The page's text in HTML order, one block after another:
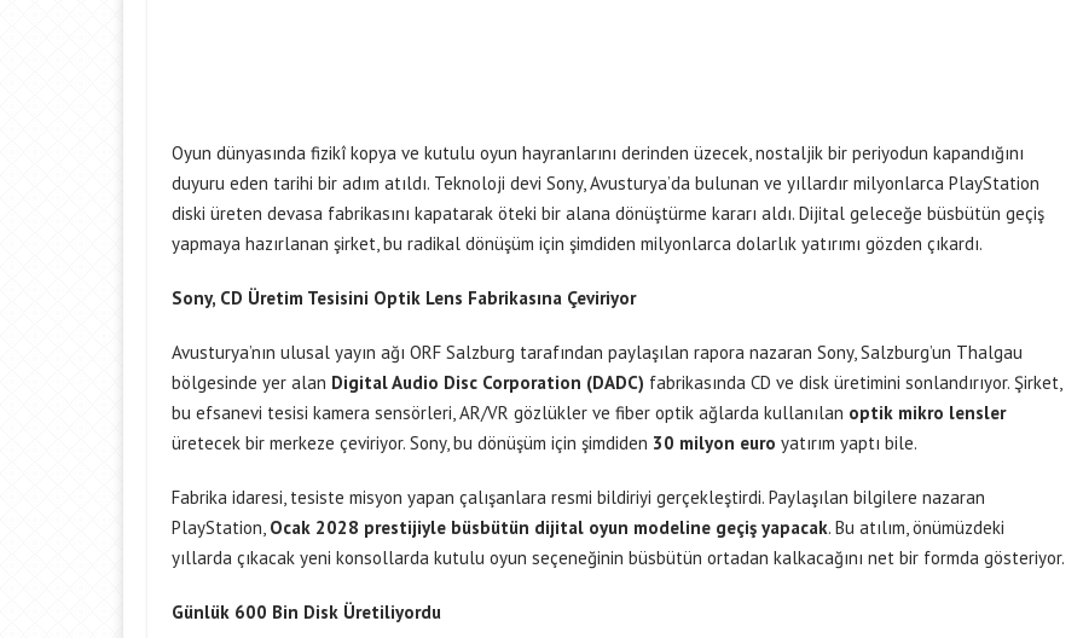
Oyun dünyasında fizikî kopya ve kutulu oyun hayranlarını derinden üzecek, nostaljik bir periyodun kapandığını
duyuru eden tarihi bir adım atıldı. Teknoloji devi Sony, Avusturya’da bulunan ve yıllardır milyonlarca PlayStation
diski üreten devasa fabrikasını kapatarak öteki bir alana dönüştürme kararı aldı. Dijital geleceğe büsbütün geçiş
yapmaya hazırlanan şirket, bu radikal dönüşüm için şimdiden milyonlarca dolarlık yatırımı gözden çıkardı.
Sony, CD Üretim Tesisini Optik Lens Fabrikasına Çeviriyor
Avusturya’nın ulusal yayın ağı ORF Salzburg tarafından paylaşılan rapora nazaran Sony, Salzburg’un Thalgau
bölgesinde yer alan Digital Audio Disc Corporation (DADC) fabrikasında CD ve disk üretimini sonlandırıyor. Şirket,
bu efsanevi tesisi kamera sensörleri, AR/VR gözlükler ve fiber optik ağlarda kullanılan optik mikro lensler
üretecek bir merkeze çeviriyor. Sony, bu dönüşüm için şimdiden 30 milyon euro yatırım yaptı bile.
Fabrika idaresi, tesiste misyon yapan çalışanlara resmi bildiriyi gerçekleştirdi. Paylaşılan bilgilere nazaran
PlayStation, Ocak 2028 prestijiyle büsbütün dijital oyun modeline geçiş yapacak. Bu atılım, önümüzdeki
yıllarda çıkacak yeni konsollarda kutulu oyun seçeneğinin büsbütün ortadan kalkacağını net bir formda gösteriyor.
Günlük 600 Bin Disk Üretiliyordu